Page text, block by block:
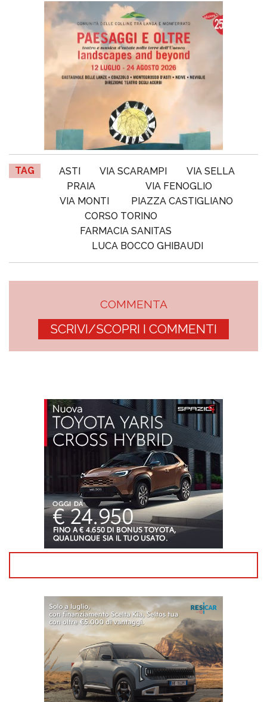
TAG ASTI VIA SCARAMPI
VIA SELLA
PRAIA
VIA FENOGLIO
VIA MONTI
PIAZZA CASTIGLIANO
CORSO TORINO
FARMACIA SANITAS
LUCA BOCCO GHIBAUDI
COMMENTA
SCRIVI/SCOPRI I COMMENTI